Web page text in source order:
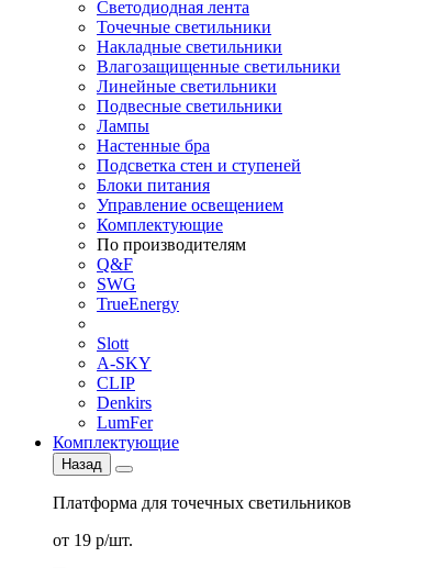
Светодиодная лента
Точечные светильники
Накладные светильники
Влагозащищенные светильники
Линейные светильники
Подвесные светильники
Лампы
Настенные бра
Подсветка стен и ступеней
Блоки питания
Управление освещением
Комплектующие
По производителям
Q&F
SWG
TrueEnergy
Slott
A-SKY
CLIP
Denkirs
LumFer
Комплектующие
Назад
Платформа для точечных светильников
от 19 р/шт.